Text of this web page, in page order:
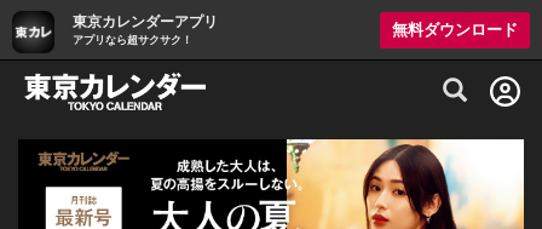
東京カレンダーアプリ
アプリなら超サクサク！
無料ダウンロード
グルメ情報・プレミアムレストラン予約